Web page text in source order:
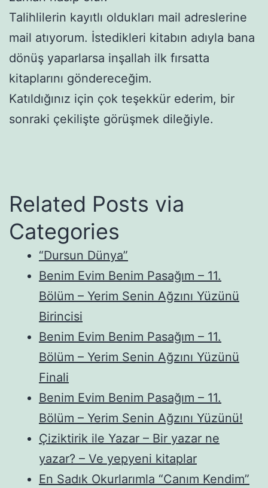
Talihlilerin kayıtlı oldukları mail adreslerine
mail atıyorum. İstedikleri kitabın adıyla bana
dönüş yaparlarsa inşallah ilk fırsatta
kitaplarını göndereceğim.
Katıldığınız için çok teşekkür ederim, bir
sonraki çekilişte görüşmek dileğiyle.
Related Posts via
Categories
“Dursun Dünya”
Benim Evim Benim Pasağım – 11.
Bölüm – Yerim Senin Ağzını Yüzünü
Birincisi
Benim Evim Benim Pasağım – 11.
Bölüm – Yerim Senin Ağzını Yüzünü
Finali
Benim Evim Benim Pasağım – 11.
Bölüm – Yerim Senin Ağzını Yüzünü!
Çiziktirik ile Yazar – Bir yazar ne
yazar? – Ve yepyeni kitaplar
En Sadık Okurlarımla “Canım Kendim”